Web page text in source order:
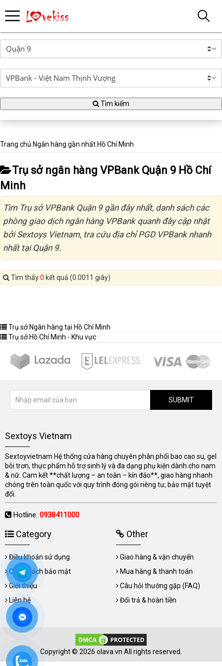
Tìm kiếm
Trang chủ Ngân hàng gần nhất Hồ Chí Minh
Trụ sở ngân hàng VPBank Quận 9 Hồ Chí
Minh
Tìm Trụ sở VPBank Quận 9 gần đây nhất, danh sách các
phòng giao dịch ngân hàng VPBank quanh đây cập nhật
bởi Sextoys Vietnam, tra cứu địa chỉ PGD VPBank nhanh
nhất tại Quận 9.
Tìm thấy0 kết quả (0.0011 giây)
Trụ sở Ngân hàng tại Hồ Chí Minh
Trụ sở Hồ Chí Minh - Khu vực
SUBMIT
Sextoys Vietnam
Sextoyvietnam Hệ thống cửa hàng chuyên phân phối bao cao su, gel
bôi trơn, thực phẩm hỗ trợ sinh lý và đa dạng phụ kiện dành cho nam
& nữ. Cam kết **chất lượng – an toàn – kín đáo**, giao hàng nhanh
chóng trên toàn quốc với quy trình đóng gói riêng tư, bảo mật tuyệt
đối.
Hotline: 0938411000
Category
Điều khoản sử dụng
Chính sách bảo mật
Giới thiệu
Liên hệ
Other
Giao hàng & vận chuyển
Mua hàng & thanh toán
Câu hỏi thường gặp (FAQ)
Đổi trả & hoàn tiền
Copyright © 2026 olava.vn All rights reserved.